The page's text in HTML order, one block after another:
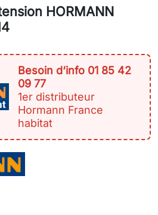
HORMANN
Besoin d‘info 01 85 42
09 77
1er distributeur
Hormann France
habitat